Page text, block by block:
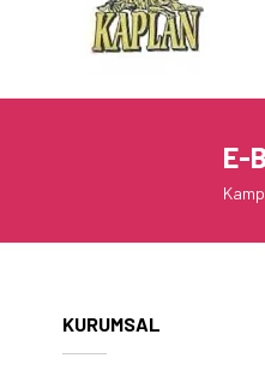
E-
KURUMSAL